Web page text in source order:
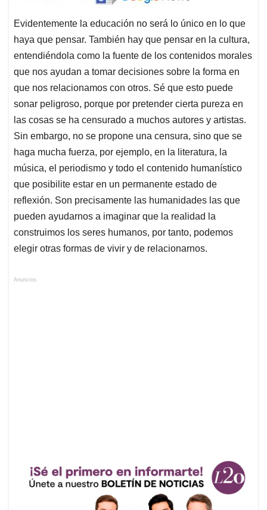
Evidentemente la educación no será lo único en lo que
haya que pensar. También hay que pensar en la cultura,
entendiéndola como la fuente de los contenidos morales
que nos ayudan a tomar decisiones sobre la forma en
que nos relacionamos con otros. Sé que esto puede
sonar peligroso, porque por pretender cierta pureza en
las cosas se ha censurado a muchos autores y artistas.
Sin embargo, no se propone una censura, sino que se
haga mucha fuerza, por ejemplo, en la literatura, la
música, el periodismo y todo el contenido humanístico
que posibilite estar en un permanente estado de
reflexión. Son precisamente las humanidades las que
pueden ayudarnos a imaginar que la realidad la
construimos los seres humanos, por tanto, podemos
elegir otras formas de vivir y de relacionarnos.
Anuncios.